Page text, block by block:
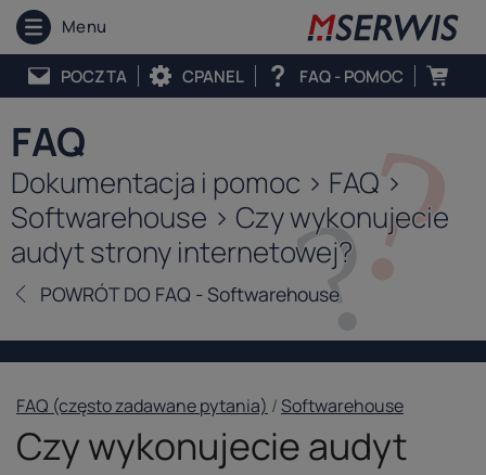
Menu
POCZTA CPANEL FAQ - POMOC
FAQ
Dokumentacja i pomoc > FAQ >
Softwarehouse > Czy wykonujecie
audyt strony internetowej?
POWRÓT DO FAQ - Softwarehouse
FAQ (często zadawane pytania) /Softwarehouse
Czy wykonujecie audyt